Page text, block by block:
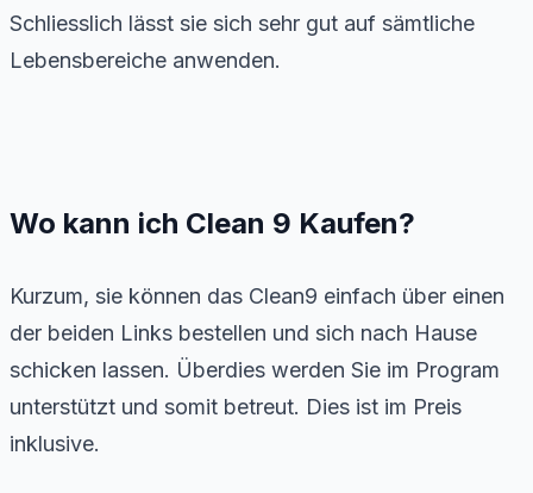
Schliesslich lässt sie sich sehr gut auf sämtliche
Lebensbereiche anwenden.
Wo kann ich Clean 9 Kaufen?
Kurzum, sie können das Clean9 einfach über einen
der beiden Links bestellen und sich nach Hause
schicken lassen. Überdies werden Sie im Program
unterstützt und somit betreut. Dies ist im Preis
inklusive.